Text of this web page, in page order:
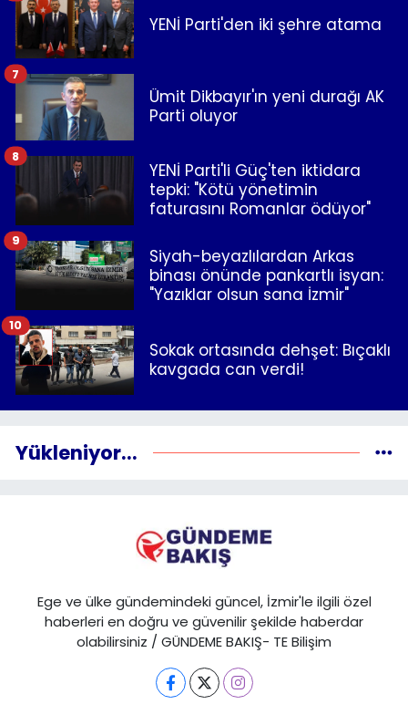
YENİ Parti'den iki şehre atama
Ümit Dikbayır'ın yeni durağı AK
Parti oluyor
7
YENİ Parti'li Güç'ten iktidara
tepki: "Kötü yönetimin
faturasını Romanlar ödüyor"
8
Siyah-beyazlılardan Arkas
binası önünde pankartlı isyan:
"Yazıklar olsun sana İzmir"
9
Sokak ortasında dehşet: Bıçaklı
kavgada can verdi!
10
Yükleniyor...
Ege ve ülke gündemindeki güncel, İzmir'le ilgili özel
haberleri en doğru ve güvenilir şekilde haberdar
olabilirsiniz / GÜNDEME BAKIŞ- TE Bilişim